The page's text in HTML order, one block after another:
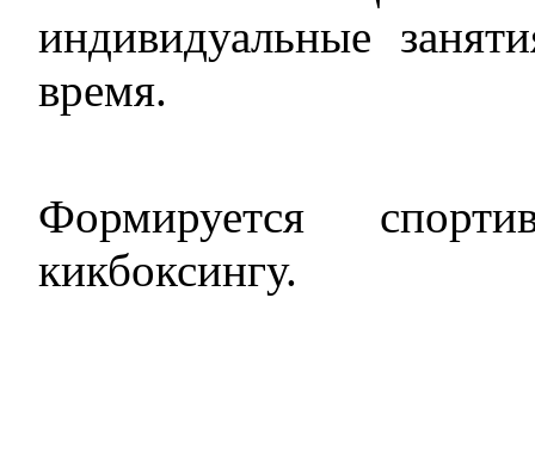
индивидуальные
время.
Формируется
кикбоксингу.